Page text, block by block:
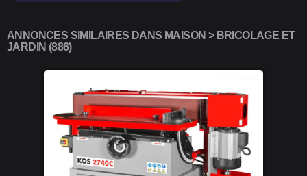
ANNONCES SIMILAIRES DANS MAISON > BRICOLAGE ET
JARDIN (886)